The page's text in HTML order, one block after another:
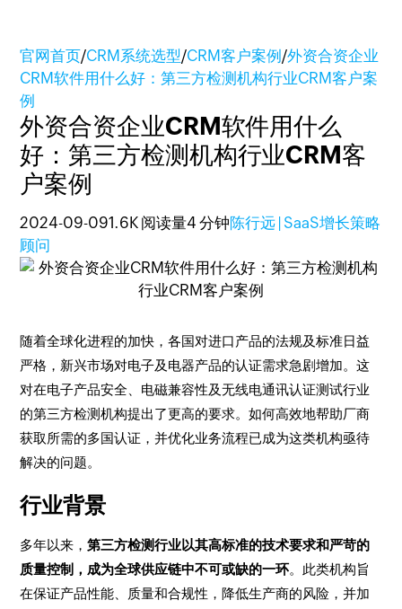
官网首页/CRM系统选型/CRM客户案例/外资合资企业
CRM软件用什么好：第三方检测机构行业CRM客户案
例
外资合资企业CRM软件用什么
好：第三方检测机构行业CRM客
户案例
2024-09-091.6K 阅读量4 分钟陈行远 | SaaS增长策略
顾问
随着全球化进程的加快，各国对进口产品的法规及标准日益
严格，新兴市场对电子及电器产品的认证需求急剧增加。这
对在电子产品安全、电磁兼容性及无线电通讯认证测试行业
的第三方检测机构提出了更高的要求。如何高效地帮助厂商
获取所需的多国认证，并优化业务流程已成为这类机构亟待
解决的问题。
行业背景
多年以来，第三方检测行业以其高标准的技术要求和严苛的
质量控制，成为全球供应链中不可或缺的一环。此类机构旨
在保证产品性能、质量和合规性，降低生产商的风险，并加